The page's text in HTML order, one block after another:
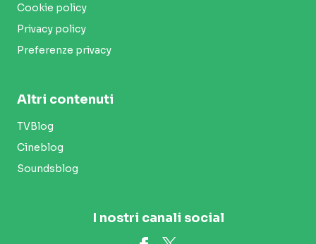
Cookie policy
Privacy policy
Preferenze privacy
Altri contenuti
TVBlog
Cineblog
Soundsblog
I nostri canali social